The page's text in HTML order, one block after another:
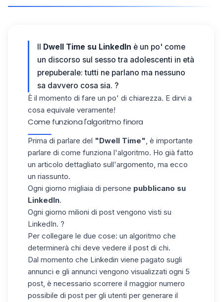
Il Dwell Time su LinkedIn è un po' come
un discorso sul sesso tra adolescenti in età
prepuberale: tutti ne parlano ma nessuno
sa davvero cosa sia. ?
È il momento di fare un po' di chiarezza. E dirvi a
cosa equivale veramente!
Come funziona l'algoritmo finora
Prima di parlare del "Dwell Time", è importante
parlare di come funziona l'algoritmo. Ho già fatto
un articolo dettagliato sull'argomento, ma ecco
un riassunto.
Ogni giorno migliaia di persone pubblicano su
LinkedIn.
Ogni giorno milioni di post vengono visti su
LinkedIn. ?
Per collegare le due cose: un algoritmo che
determinerà chi deve vedere il post di chi.
Dal momento che Linkedin viene pagato sugli
annunci e gli annunci vengono visualizzati ogni 5
post, è necessario scorrere il maggior numero
possibile di post per gli utenti per generare il